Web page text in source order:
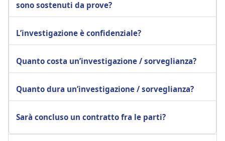
sono sostenuti da prove?
L’investigazione è confidenziale?
Quanto costa un’investigazione / sorveglianza?
Quanto dura un’investigazione / sorveglianza?
Sarà concluso un contratto fra le parti?